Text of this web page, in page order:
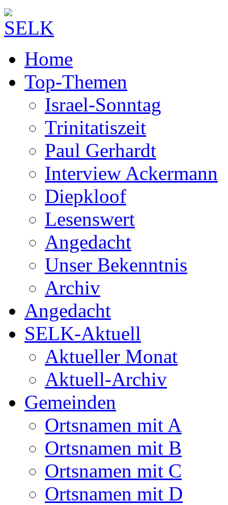
Home
Top-Themen
Israel-Sonntag
Trinitatiszeit
Paul Gerhardt
Interview Ackermann
Diepkloof
Lesenswert
Angedacht
Unser Bekenntnis
Archiv
Angedacht
SELK-Aktuell
Aktueller Monat
Aktuell-Archiv
Gemeinden
Ortsnamen mit A
Ortsnamen mit B
Ortsnamen mit C
Ortsnamen mit D